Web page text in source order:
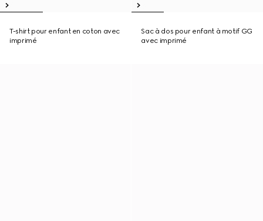
T-shirt pour enfant en coton avec
imprimé
Sac à dos pour enfant à motif GG
avec imprimé